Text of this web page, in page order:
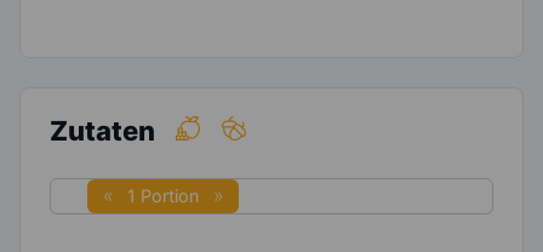
Zutaten
1 Portion